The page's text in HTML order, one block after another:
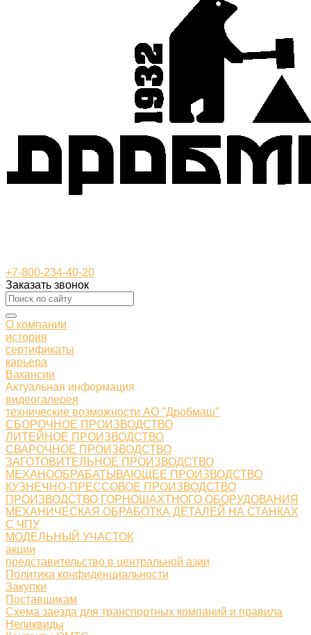
+7-800-234-40-20
Заказать звонок
О компании
история
сертификаты
карьера
Вакансии
Актуальная информация
видеогалерея
технические возможности АО "Дробмаш"
СБОРОЧНОЕ ПРОИЗВОДСТВО
ЛИТЕЙНОЕ ПРОИЗВОДСТВО
СВАРОЧНОЕ ПРОИЗВОДСТВО
ЗАГОТОВИТЕЛЬНОЕ ПРОИЗВОДСТВО
МЕХАНООБРАБАТЫВАЮЩЕЕ ПРОИЗВОДСТВО
КУЗНЕЧНО-ПРЕССОВОЕ ПРОИЗВОДСТВО
ПРОИЗВОДСТВО ГОРНОШАХТНОГО ОБОРУДОВАНИЯ
МЕХАНИЧЕСКАЯ ОБРАБОТКА ДЕТАЛЕЙ НА СТАНКАХ
С ЧПУ
МОДЕЛЬНЫЙ УЧАСТОК
акции
представительство в центральной азии
Политика конфиденциальности
Закупки
Поставщикам
Схема заезда для транспортных компаний и правила
Неликвиды